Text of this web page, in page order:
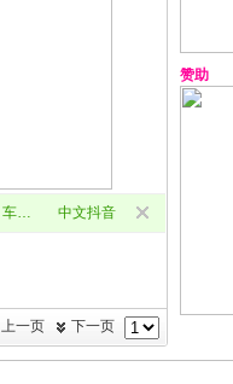
天涯孤客Dj (抖音同款 FunkyHouse Mix.Y 车载版)
中文抖音
下一页
上一页
赞助